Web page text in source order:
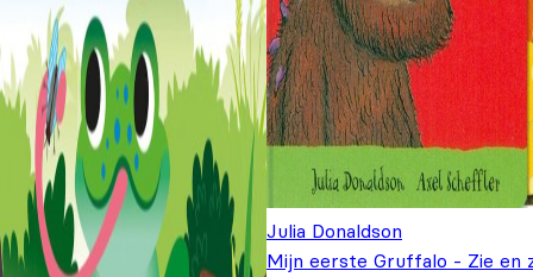
Julia Donaldson
Mijn eerste Gruffalo - Zie en